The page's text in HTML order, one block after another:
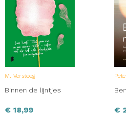
M. Versteeg
Binnen de lijntjes
€ 18,99 €